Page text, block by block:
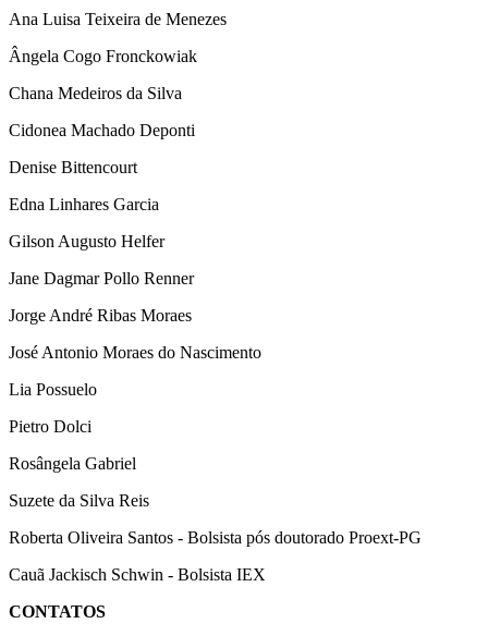
Ana Luisa Teixeira de Menezes
Ângela Cogo Fronckowiak
Chana Medeiros da Silva
Cidonea Machado Deponti
Denise Bittencourt
Edna Linhares Garcia
Gilson Augusto Helfer
Jane Dagmar Pollo Renner
Jorge André Ribas Moraes
José Antonio Moraes do Nascimento
Lia Possuelo
Pietro Dolci
Rosângela Gabriel
Suzete da Silva Reis
Roberta Oliveira Santos - Bolsista pós doutorado Proext-PG
Cauã Jackisch Schwin - Bolsista IEX
CONTATOS